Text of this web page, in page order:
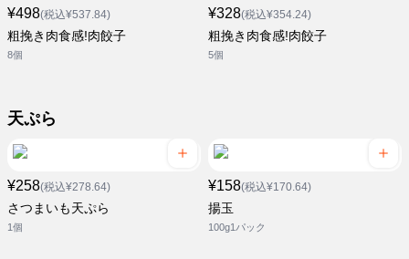
¥498(税込¥537.84)
粗挽き肉食感!肉餃子
8個
¥328(税込¥354.24)
粗挽き肉食感!肉餃子
5個
天ぷら
¥258(税込¥278.64)
さつまいも天ぷら
1個
¥158(税込¥170.64)
揚玉
100g1パック